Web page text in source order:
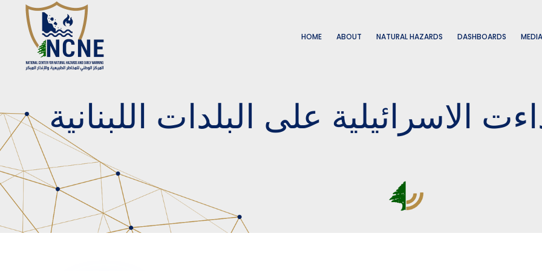
HOME ABOUT NATURAL HAZARDS DASHBOARDS MEDIA
الاسرائيلية على البلدات اللبنانية